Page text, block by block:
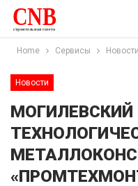
Home Сервисы Новости
Новости